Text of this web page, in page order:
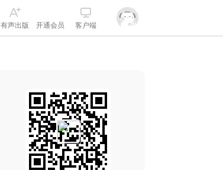
有声出版 开通会员 客户端